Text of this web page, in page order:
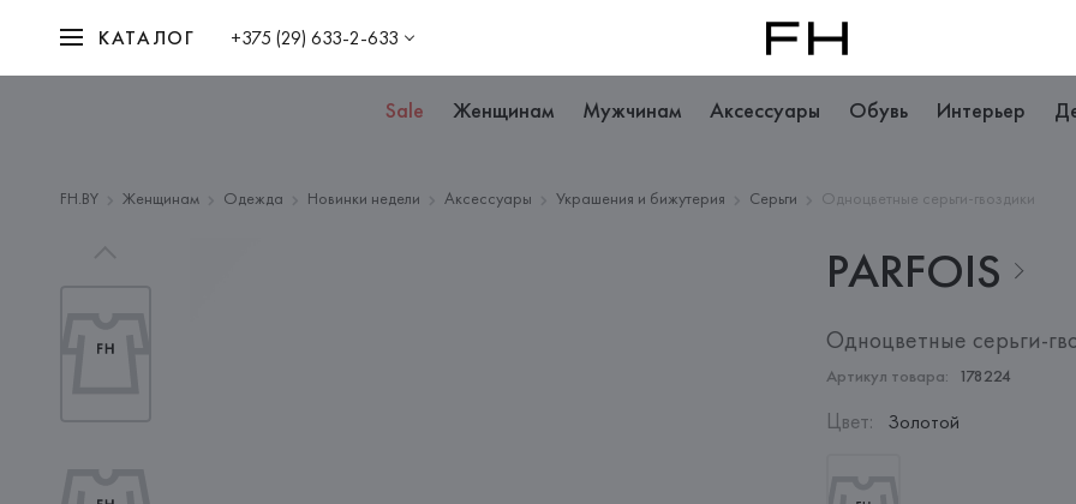
КАТАЛОГ +375 (29) 633-2-633
Sale Женщинам Мужчинам Аксессуары Обувь Интерьер
FH.BY Женщинам Одежда Новинки недели Аксессуары Украшения и бижутерия Серьги Одноцветные серьги-гвоздики
PARFOIS
Одноцветные серьги-
Артикул товара: 178224
Цвет: Золотой